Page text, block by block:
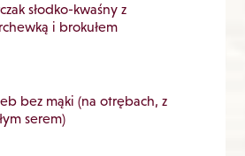
słodko-kwaśny z
i brokułem
bez mąki (na otrębach, z
serem)